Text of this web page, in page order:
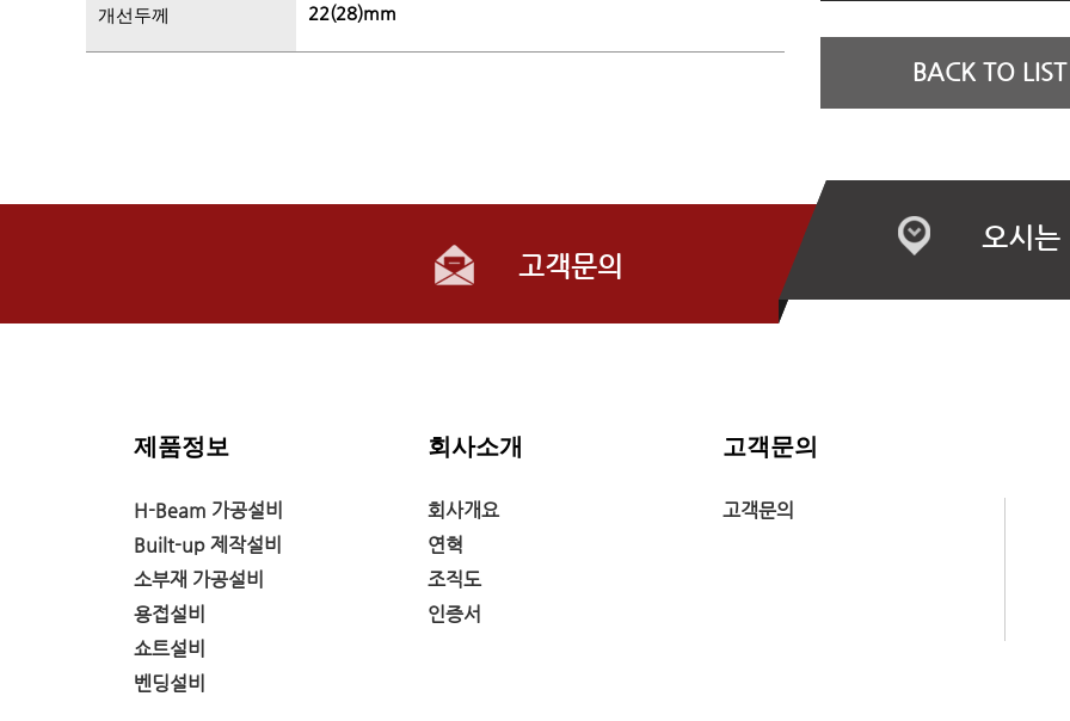
개선두께 22(28)mm
BACK TO LIST
고객문의
오시는
제품정보
H-Beam 가공설비
Built-up 제작설비
소부재 가공설비
용접설비
쇼트설비
벤딩설비
회사소개
회사개요
연혁
조직도
인증서
고객문의
고객문의